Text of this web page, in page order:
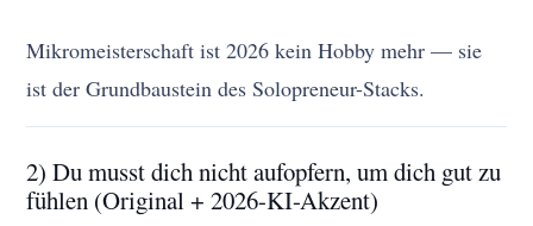
Mikromeisterschaft ist 2026 kein Hobby mehr — sie
ist der Grundbaustein des Solopreneur-Stacks.
2) Du musst dich nicht aufopfern, um dich gut zu
fühlen (Original + 2026-KI-Akzent)